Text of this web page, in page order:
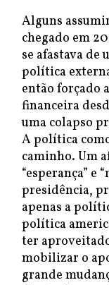
Alguns
chegado em
se afastava de
política
então forçado
financeira
uma colapso
A política
caminho. Um
“esperança” e
presidência,
apenas a
política
ter
mobilizar o
grande